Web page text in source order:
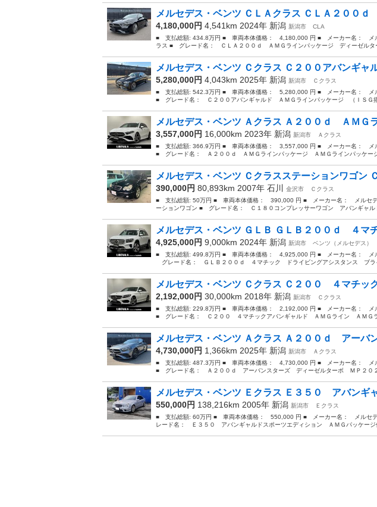
メルセデス・ベンツ ＣＬＡクラス ＣＬＡ２００
4,180,000円 4,541km 2024年 新潟 新潟市
CLA
■ 支払総額: 434.8万円 ■ 車両本体価格： 4,180,000 円 ■ メーカー名： メ
ラス ■ グレード名： ＣＬＡ２００ｄ ＡＭＧラインパッケージ ディーゼルタ
メルセデス・ベンツ Ｃクラス Ｃ２００アバンギ
5,280,000円 4,043km 2025年 新潟 新潟市
Ｃクラス
■ 支払総額: 542.3万円 ■ 車両本体価格： 5,280,000 円 ■ メーカー名： メ
■ グレード名： Ｃ２００アバンギャルド ＡＭＧラインパッケージ （ＩＳＧ搭
メルセデス・ベンツ Ａクラス Ａ２００ｄ ＡＭＧ
3,557,000円 16,000km 2023年 新潟 新潟市
Ａクラス
■ 支払総額: 366.9万円 ■ 車両本体価格： 3,557,000 円 ■ メーカー名： メ
■ グレード名： Ａ２００ｄ ＡＭＧラインパッケージ ＡＭＧラインパッケー
メルセデス・ベンツ Ｃクラスステーションワゴン
390,000円 80,893km 2007年 石川 金沢市
Ｃクラス
■ 支払総額: 50万円 ■ 車両本体価格： 390,000 円 ■ メーカー名： メルセ
ーションワゴン ■ グレード名： Ｃ１８０コンプレッサーワゴン アバンギャ
メルセデス・ベンツ ＧＬＢ ＧＬＢ２００ｄ ４マ
4,925,000円 9,000km 2024年 新潟 新潟市
ベンツ（メルセデス）
■ 支払総額: 499.8万円 ■ 車両本体価格： 4,925,000 円 ■ メーカー名： メ
グレード名： ＧＬＢ２００ｄ ４マチック ドライビングアシスタンス ブラ
メルセデス・ベンツ Ｃクラス Ｃ２００ ４マチッ
2,192,000円 30,000km 2018年 新潟 新潟市
Ｃクラス
■ 支払総額: 229.8万円 ■ 車両本体価格： 2,192,000 円 ■ メーカー名： メ
■ グレード名： Ｃ２００ ４マチックアバンギャルド ＡＭＧライン ＡＭＧ
メルセデス・ベンツ Ａクラス Ａ２００ｄ アーバ
4,730,000円 1,366km 2025年 新潟 新潟市
Ａクラス
■ 支払総額: 487.3万円 ■ 車両本体価格： 4,730,000 円 ■ メーカー名： メ
■ グレード名： Ａ２００ｄ アーバンスターズ ディーゼルターボ ＭＰ２０
メルセデス・ベンツ Ｅクラス Ｅ３５０ アバンギ
550,000円 138,216km 2005年 新潟 新潟市
Ｅクラス
■ 支払総額: 60万円 ■ 車両本体価格： 550,000 円 ■ メーカー名： メルセ
レード名： Ｅ３５０ アバンギャルドスポーツエディション ＡＭＧパッケージ